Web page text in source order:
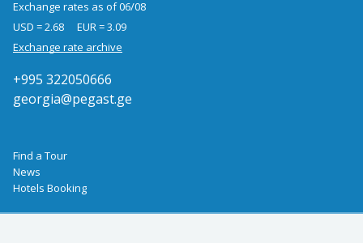
Exchange rates as of 06/08
USD = 2.68
EUR = 3.09
Exchange rate archive
+995 322050666
georgia@pegast.ge
Find a Tour
News
Hotels Booking